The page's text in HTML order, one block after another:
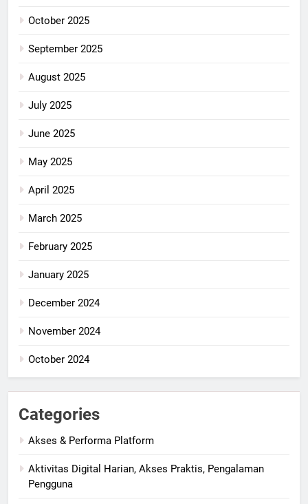
October 2025
September 2025
August 2025
July 2025
June 2025
May 2025
April 2025
March 2025
February 2025
January 2025
December 2024
November 2024
October 2024
Categories
Akses & Performa Platform
Aktivitas Digital Harian, Akses Praktis, Pengalaman
Pengguna